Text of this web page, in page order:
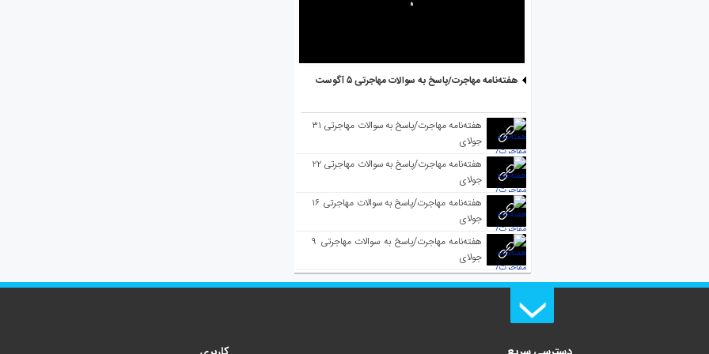
هفته‌نامه مهاجرت/پاسخ به سوالات مهاجرتی ۵ آگوست
هفته‌نامه مهاجرت/پاسخ به سوالات مهاجرتی ۳۱
جولای
هفته‌نامه مهاجرت/پاسخ به سوالات مهاجرتی ۲۲
جولای
هفته‌نامه مهاجرت/پاسخ به سوالات مهاجرتی ۱۶
جولای
هفته‌نامه مهاجرت/پاسخ به سوالات مهاجرتی ۹
جولای